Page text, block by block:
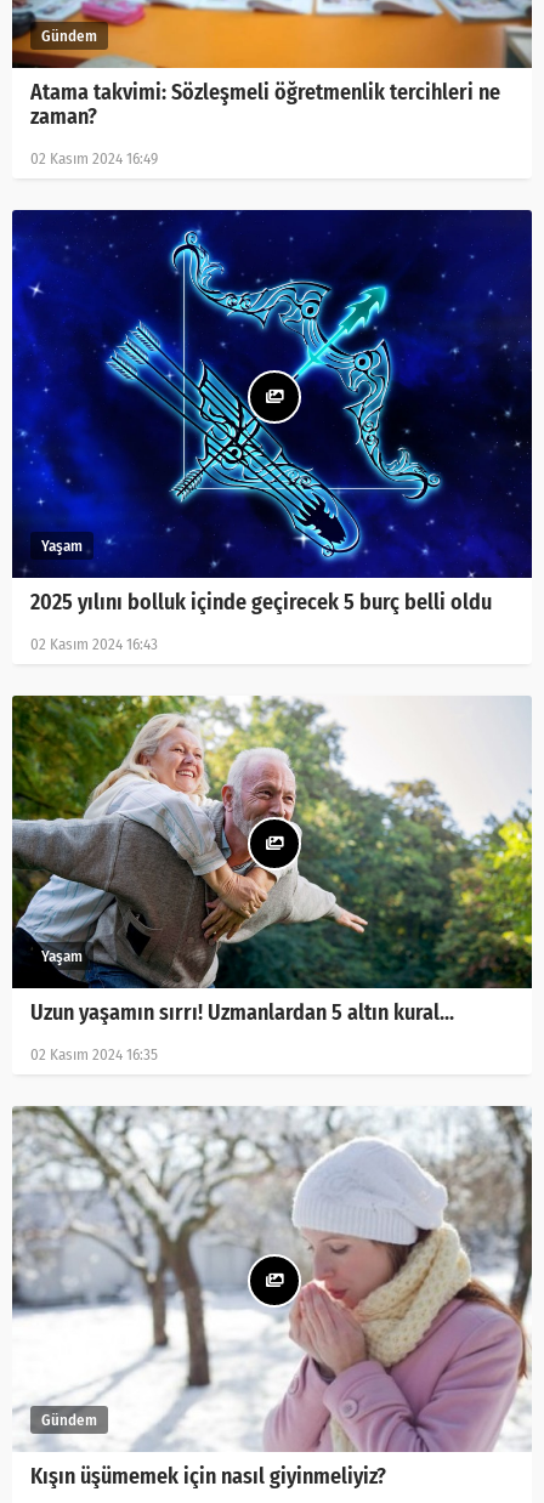
Atama takvimi: Sözleşmeli öğretmenlik tercihleri ne
zaman?
02 Kasım 2024 16:49
2025 yılını bolluk içinde geçirecek 5 burç belli oldu
02 Kasım 2024 16:43
Uzun yaşamın sırrı! Uzmanlardan 5 altın kural...
02 Kasım 2024 16:35
Kışın üşümemek için nasıl giyinmeliyiz?